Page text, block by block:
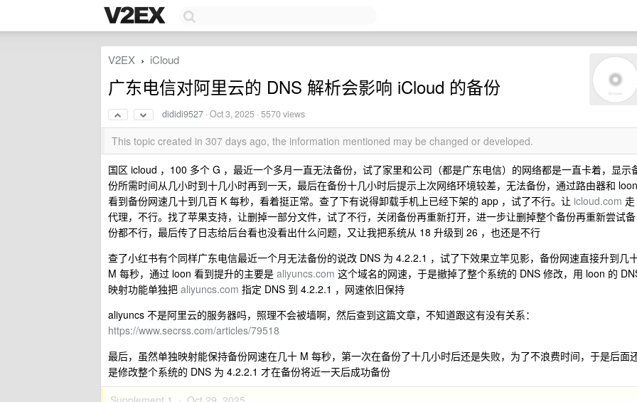
V2EX › iCloud
广东电信对阿里云的 DNS 解析会影响 iCloud 的备份
dididi9527 ·Oct 3, 2025 · 5570 views
This topic created in 307 days ago, the information mentioned may be changed or developed.
国区 icloud ，100 多个 G ，最近一个多月一直无法备份，试了家里和公司（都是广东电信）的网络都是一直卡着，显示
份所需时间从几小时到十几小时再到一天，最后在备份十几小时后提示上次网络环境较差，无法备份，通过路由器和 loon
看到备份网速几十到几百 K 每秒，看着挺正常。查了下有说得卸载手机上已经下架的 app ，试了不行。让 icloud.com 走
代理，不行。找了苹果支持，让删掉一部分文件，试了不行，关闭备份再重新打开，进一步让删掉整个备份再重新尝试备
份都不行，最后传了日志给后台看也没看出什么问题，又让我把系统从 18 升级到 26 ，也还是不行
查了小红书有个同样广东电信最近一个月无法备份的说改 DNS 为 4.2.2.1 ，试了下效果立竿见影，备份网速直接升到几
M 每秒，通过 loon 看到提升的主要是 aliyuncs.com 这个域名的网速，于是撤掉了整个系统的 DNS 修改，用 loon 的
映射功能单独把 aliyuncs.com 指定 DNS 到 4.2.2.1 ，网速依旧保持
aliyuncs 不是阿里云的服务器吗，照理不会被墙啊，然后查到这篇文章，不知道跟这有没有关系：
https://www.secrss.com/articles/79518
最后，虽然单独映射能保持备份网速在几十 M 每秒，第一次在备份了十几小时后还是失败，为了不浪费时间，于是后面
是修改整个系统的 DNS 为 4.2.2.1 才在备份将近一天后成功备份